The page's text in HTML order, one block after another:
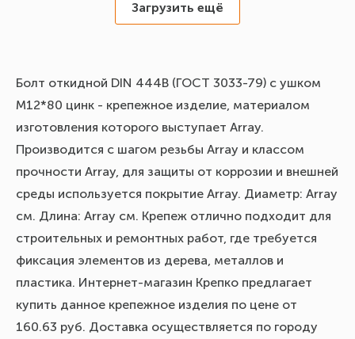
Загрузить ещё
Болт откидной DIN 444В (ГОСТ 3033-79) с ушком
М12*80 цинк - крепежное изделие, материалом
изготовления которого выступает Array.
Производится с шагом резьбы Array и классом
прочности Array, для защиты от коррозии и внешней
среды используется покрытие Array. Диаметр: Array
см. Длина: Array см. Крепеж отлично подходит для
строительных и ремонтных работ, где требуется
фиксация элементов из дерева, металлов и
пластика. Интернет-магазин Крепко предлагает
купить данное крепежное изделия по цене от
160.63 руб. Доставка осуществляется по городу